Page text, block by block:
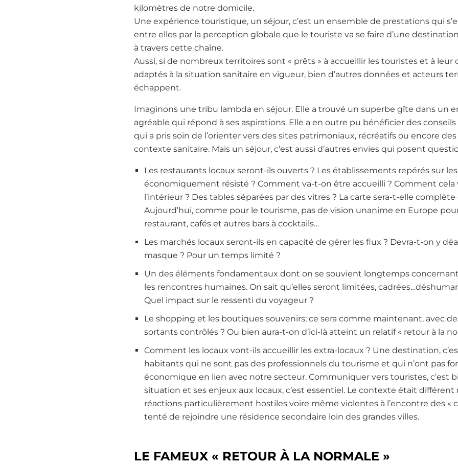
kilomètres de notre domicile.
Une expérience touristique, un séjour, c’est un ensemble de prestations qui
entre elles par la perception globale que le touriste va se faire d’une
à travers cette chaîne.
Aussi, si de nombreux territoires sont « prêts » à accueillir les touristes et à leur
adaptés à la situation sanitaire en vigueur, bien d’autres données et acteurs
échappent.
Imaginons une tribu lambda en séjour. Elle a trouvé un superbe gîte dans un
agréable qui répond à ses aspirations. Elle a en outre pu bénéficier des conseils
qui a pris soin de l’orienter vers des sites patrimoniaux, récréatifs ou encore
contexte sanitaire. Mais un séjour, c’est aussi d’autres envies qui posent
Les restaurants locaux seront-ils ouverts ? Les établissements repérés sur
économiquement résisté ? Comment va-t-on être accueilli ? Comment cela
l’intérieur ? Des tables séparées par des vitres ? La carte sera-t-elle
Aujourd’hui, comme pour le tourisme, pas de vision unanime en Europe
restaurant, cafés et autres bars à cocktails…
Les marchés locaux seront-ils en capacité de gérer les flux ? Devra-t-on y
masque ? Pour un temps limité ?
Un des éléments fondamentaux dont on se souvient longtemps
les rencontres humaines. On sait qu’elles seront limitées,
Quel impact sur le ressenti du voyageur ?
Le shopping et les boutiques souvenirs; ce sera comme maintenant, avec
sortants contrôlés ? Ou bien aura-t-on d’ici-là atteint un relatif « retour à la
Comment les locaux vont-ils accueillir les extra-locaux ? Une destination,
habitants qui ne sont pas des professionnels du tourisme et qui n’ont pas
économique en lien avec notre secteur. Communiquer vers touristes, c’est
situation et ses enjeux aux locaux, c’est essentiel. Le contexte était différent
réactions particulièrement hostiles voire même violentes à l’encontre des «
tenté de rejoindre une résidence secondaire loin des grandes villes.
LE FAMEUX « RETOUR À LA NORMALE »